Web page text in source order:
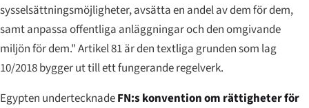
sysselsättningsmöjligheter, avsätta en andel av dem för dem,
samt anpassa offentliga anläggningar och den omgivande
miljön för dem." Artikel 81 är den textliga grunden som lag
10/2018 bygger ut till ett fungerande regelverk.
Egypten undertecknadeFN:s konvention om rättigheter för